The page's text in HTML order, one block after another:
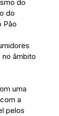
do
do
Pão
âmbito
uma
a
pelos